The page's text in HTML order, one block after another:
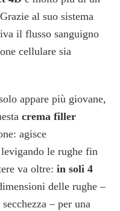
al suo sistema
il flusso sanguigno
cellulare sia
appare più giovane,
crema filler
agisce
le rughe fin
va oltre: in soli 4
delle rughe –
– per una